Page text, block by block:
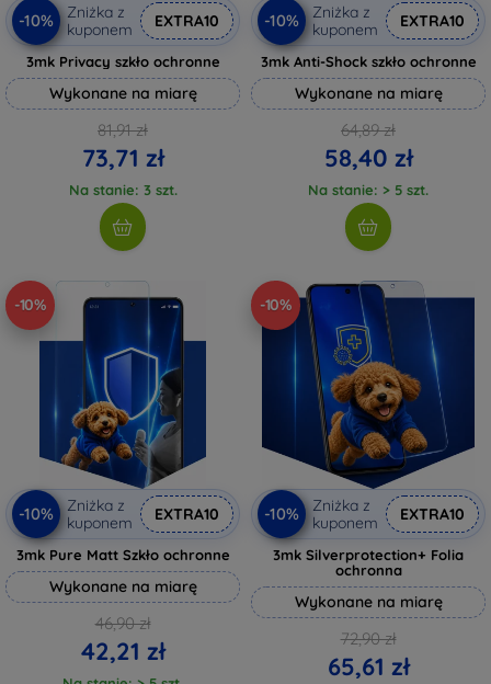
-10%
Zniżka z
kuponem
EXTRA10
3mk Privacy szkło ochronne
Wykonane na miarę
81,91 zł
73,71 zł
Na stanie: 3 szt.
-10%
Zniżka z
kuponem
EXTRA10
3mk Anti-Shock szkło ochronne
Wykonane na miarę
64,89 zł
58,40 zł
Na stanie: > 5 szt.
-10%
-10%
Zniżka z
kuponem
EXTRA10
3mk Pure Matt Szkło ochronne
Wykonane na miarę
46,90 zł
42,21 zł
-10%
-10%
Zniżka z
kuponem
EXTRA10
3mk Silverprotection+ Folia
ochronna
Wykonane na miarę
72,90 zł
65,61 zł